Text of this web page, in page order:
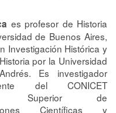
es profesor de Historia
de Buenos Aires,
Investigación Histórica y
por la Universidad
Es investigador
del CONICET
Superior de
Científicas y